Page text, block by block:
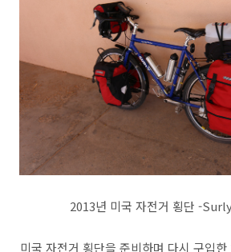
2013년 미국 자전거 횡단 -
미국 자전거 횡단을 준비하며 다시 구입